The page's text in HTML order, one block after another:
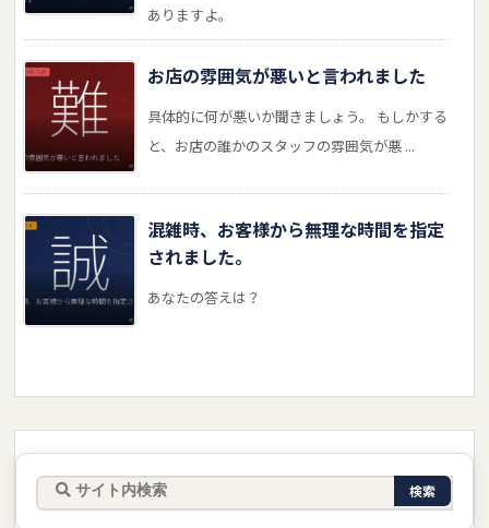
ありますよ。
お店の雰囲気が悪いと言われました
具体的に何が悪いか聞きましょう。 もしかする
と、お店の誰かのスタッフの雰囲気が悪 ...
混雑時、お客様から無理な時間を指定
されました。
あなたの答えは？